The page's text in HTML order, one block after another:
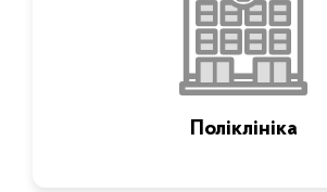
Поліклініка